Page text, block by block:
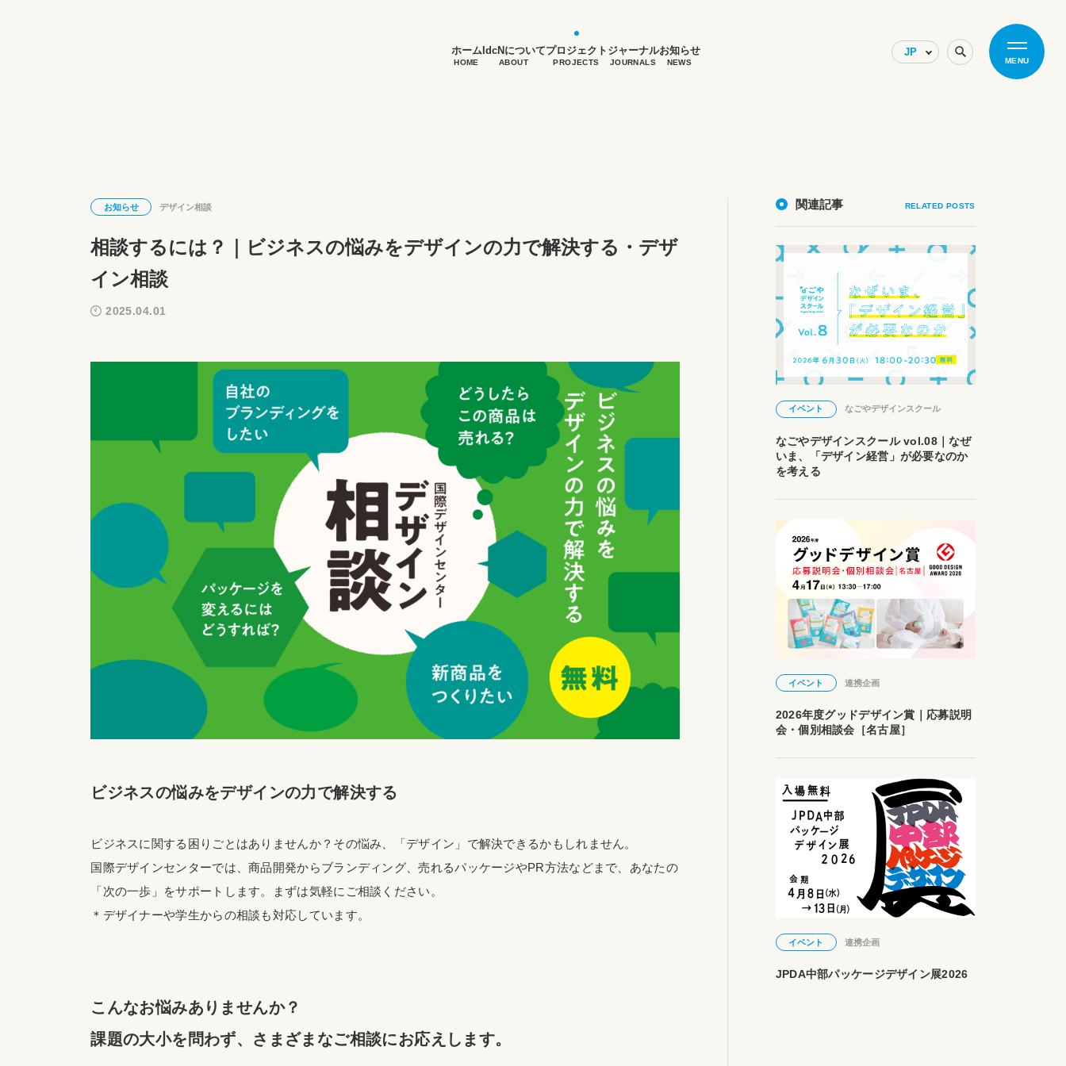
ホーム
HOME
IdcNについて
ABOUT
プロジェクト
PROJECTS
ジャーナル
JOURNALS
お知らせ
NEWS MENU
お知らせ デザイン相談
相談するには？｜ビジネスの悩みをデザインの力で解決する・デザ
イン相談
2025.04.01
ビジネスの悩みをデザインの力で解決する
ビジネスに関する困りごとはありませんか？その悩み、「デザイン」で解決できるかもしれません。
国際デザインセンターでは、商品開発からブランディング、売れるパッケージやPR方法などまで、あなたの
「次の一歩」をサポートします。まずは気軽にご相談ください。
＊デザイナーや学生からの相談も対応しています。
こんなお悩みありませんか？
課題の大小を問わず、さまざまなご相談にお応えします。
関連記事 RELATED POSTS
イベント なごやデザインスクール
なごやデザインスクール vol.08｜なぜ
いま、「デザイン経営」が必要なのか
を考える
イベント 連携企画
2026年度グッドデザイン賞｜応募説明
会・個別相談会［名古屋］
イベント 連携企画
JPDA中部パッケージデザイン展2026